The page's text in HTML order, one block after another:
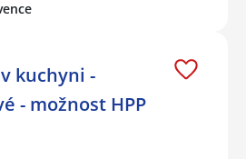
kuchyni -
- možnost HPP